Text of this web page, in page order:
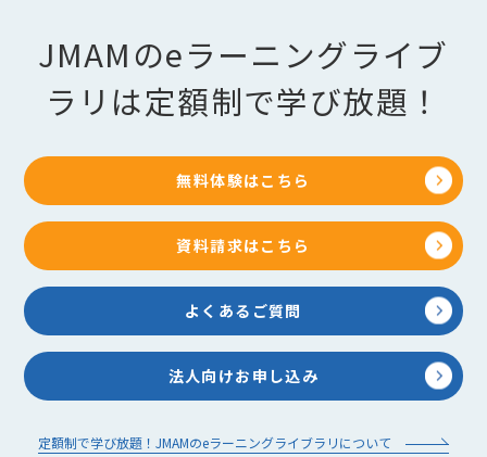
JMAMのeラーニングライブ
ラリは定額制で学び放題！
無料体験はこちら
資料請求はこちら
よくあるご質問
法人向けお申し込み
定額制で学び放題！JMAMのeラーニングライブラリについて